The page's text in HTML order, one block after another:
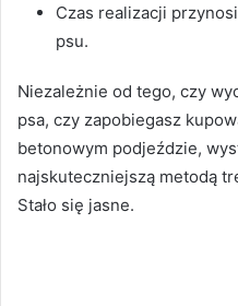
Czas realizacji
psu.
Niezależnie od tego, czy
psa, czy zapobiegasz
betonowym podjeździe,
najskuteczniejszą metodą
Stało się jasne.